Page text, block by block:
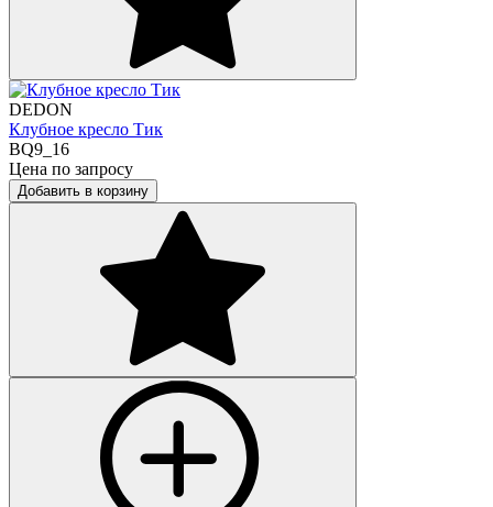
DEDON
Клубное кресло Тик
BQ9_16
Цена по запросу
Добавить в корзину